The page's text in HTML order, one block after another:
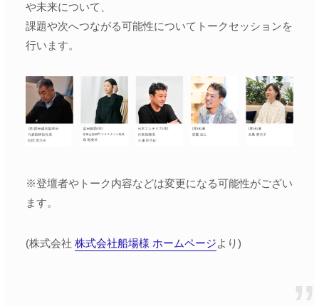
や未来について、
課題や次へつながる可能性についてトークセッションを
行います。
※登壇者やトーク内容などは変更になる可能性がござい
ます。
(株式会社 株式会社船場様 ホームページより)